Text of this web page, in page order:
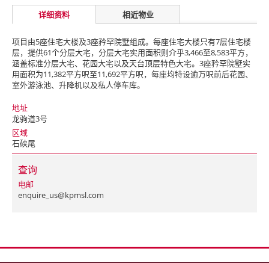
详细资料 相近物业
项目由5座住宅大楼及3座矜罕院墅组成。每座住宅大楼只有7层住宅楼
层，提供61个分层大宅，分层大宅实用面积则介乎3,466至8,583平方，
涵盖标准分层大宅、花园大宅以及天台顶层特色大宅。3座矜罕院墅实
用面积为11,382平方呎至11,692平方呎，每座均特设逾万呎前后花园、
室外游泳池、升降机以及私人停车库。
地址
龙驹道3号
区域
石硖尾
查询
电邮
enquire_us@kpmsl.com